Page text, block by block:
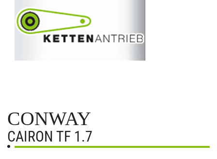
CONWAY
CAIRON TF 1.7